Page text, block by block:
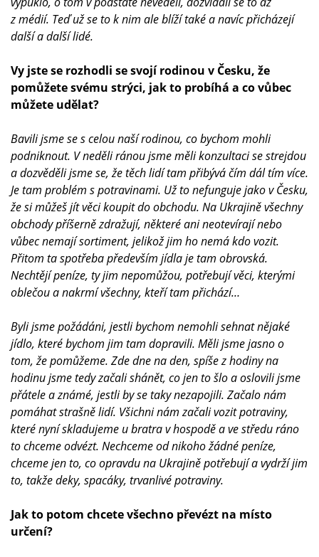
z médií. Teď už se to k nim ale blíží také a navíc přicházejí
další a další lidé.
Vy jste se rozhodli se svojí rodinou v Česku, že
pomůžete svému strýci, jak to probíhá a co vůbec
můžete udělat?
Bavili jsme se s celou naší rodinou, co bychom mohli
podniknout. V neděli ránou jsme měli konzultaci se strejdou
a dozvěděli jsme se, že těch lidí tam přibývá čím dál tím více.
Je tam problém s potravinami. Už to nefunguje jako v Česku,
že si můžeš jít věci koupit do obchodu. Na Ukrajině všechny
obchody příšerně zdražují, některé ani neotevírají nebo
vůbec nemají sortiment, jelikož jim ho nemá kdo vozit.
Přitom ta spotřeba především jídla je tam obrovská.
Nechtějí peníze, ty jim nepomůžou, potřebují věci, kterými
oblečou a nakrmí všechny, kteří tam přichází…
Byli jsme požádáni, jestli bychom nemohli sehnat nějaké
jídlo, které bychom jim tam dopravili. Měli jsme jasno o
tom, že pomůžeme. Zde dne na den, spíše z hodiny na
hodinu jsme tedy začali shánět, co jen to šlo a oslovili jsme
přátele a známé, jestli by se taky nezapojili. Začalo nám
pomáhat strašně lidí. Všichni nám začali vozit potraviny,
které nyní skladujeme u bratra v hospodě a ve středu ráno
to chceme odvézt. Nechceme od nikoho žádné peníze,
chceme jen to, co opravdu na Ukrajině potřebují a vydrží jim
to, takže deky, spacáky, trvanlivé potraviny.
Jak to potom chcete všechno převézt na místo
určení?